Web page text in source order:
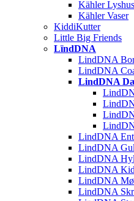
Kähler Lyshus
Kähler Vaser
KiddiKutter
Little Big Friends
LïndDNA
LindDNA
LindDNA
LindDNA
LindDNA
LindDNA
LindDNA
LindDNA
LindDNA
LindDNA